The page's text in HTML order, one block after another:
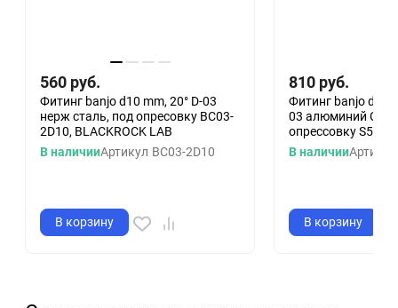
560 руб.
Фитинг banjo d10 mm, 20° D-03
нерж сталь, под опресовку BC03-
2D10, BLACKROCK LAB
В наличииАртикул BC03-2D10
В корзину
810 руб.
Фитинг banjo d10
03 алюминий
опрессовку
В наличииАртикул
В корзину